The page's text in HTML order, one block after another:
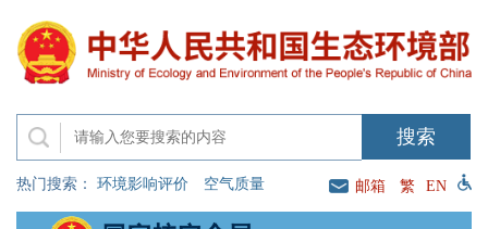
热门搜索： 环境影响评价 空气质量 邮箱 繁 EN